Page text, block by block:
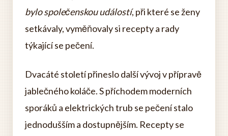
bylo společenskou událostí, při které se ženy
setkávaly, vyměňovaly si recepty a rady
týkající se pečení.
Dvacáté století přineslo další vývoj v přípravě
jablečného koláče. S příchodem moderních
sporáků a elektrických trub se pečení stalo
jednodušším a dostupnějším. Recepty se